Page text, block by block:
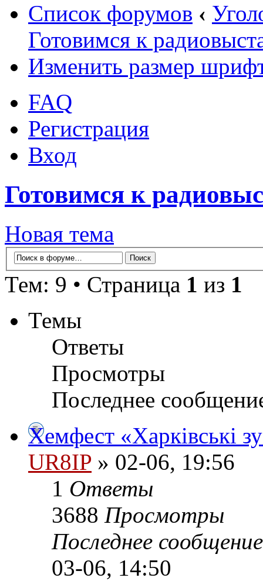
Список форумов ‹
Готовимся к
Изменить размер
FAQ
Регистрация
Вход
Готовимся к
Новая тема
Тем: 9 • Страница 1 из 1
Темы
Ответы
Просмотры
Последнее
Хемфест «Харківські
UR8IP » 02-06, 19:56
1 Ответы
3688 Просмотры
Последнее
03-06, 14:50